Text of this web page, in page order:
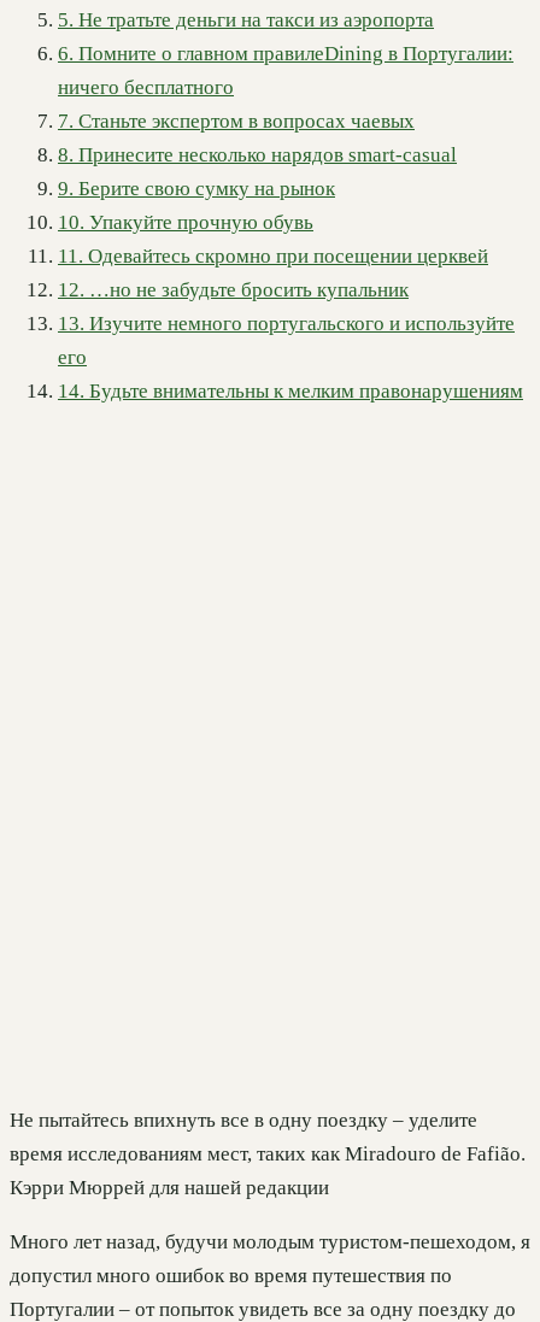
5. Не тратьте деньги на такси из аэропорта
6. Помните о главном правилеDining в Португалии:
ничего бесплатного
7. Станьте экспертом в вопросах чаевых
8. Принесите несколько нарядов smart-casual
9. Берите свою сумку на рынок
10. Упакуйте прочную обувь
11. Одевайтесь скромно при посещении церквей
12. …но не забудьте бросить купальник
13. Изучите немного португальского и используйте
его
14. Будьте внимательны к мелким правонарушениям
Не пытайтесь впихнуть все в одну поездку – уделите
время исследованиям мест, таких как Miradouro de Fafião.
Кэрри Мюррей для нашей редакции
Много лет назад, будучи молодым туристом-пешеходом, я
допустил много ошибок во время путешествия по
Португалии – от попыток увидеть все за одну поездку до